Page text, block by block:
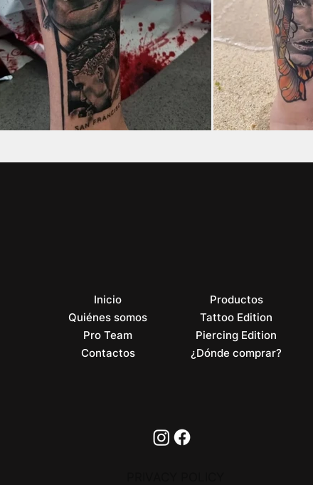
Inicio
Quiénes somos
Pro Team
Contactos
Productos
Tattoo Edition
Piercing Edition
¿Dónde comprar?